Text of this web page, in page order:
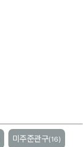
미주준관구(16)